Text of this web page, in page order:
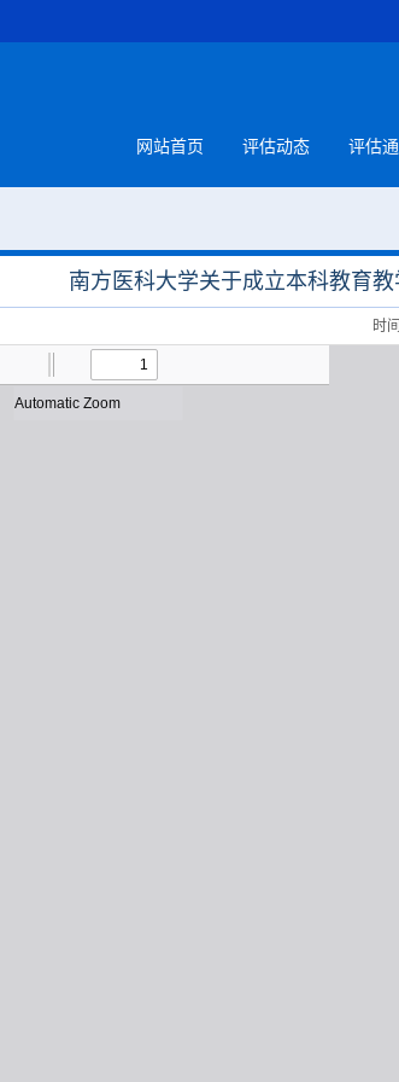
网站首页 评估动态 评估
南方医科大学关于成立本科教育
时